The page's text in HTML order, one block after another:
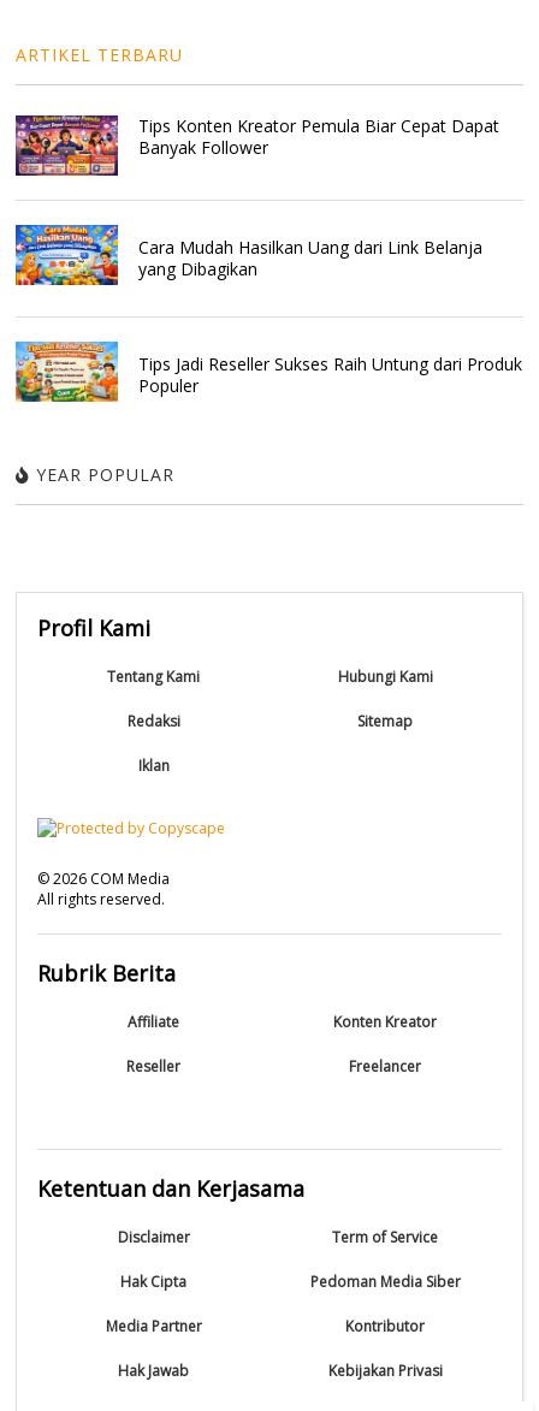
ARTIKEL TERBARU
Tips Konten Kreator Pemula Biar Cepat Dapat
Banyak Follower
Cara Mudah Hasilkan Uang dari Link Belanja
yang Dibagikan
Tips Jadi Reseller Sukses Raih Untung dari Produk
Populer
YEAR POPULAR
Profil Kami
Tentang Kami Hubungi Kami
Redaksi Sitemap
Iklan
©2026 COM Media
All rights reserved.
Rubrik Berita
Affiliate Konten Kreator
Reseller Freelancer
Ketentuan dan Kerjasama
Disclaimer Term of Service
Hak Cipta Pedoman Media Siber
Media Partner Kontributor
Hak Jawab Kebijakan Privasi